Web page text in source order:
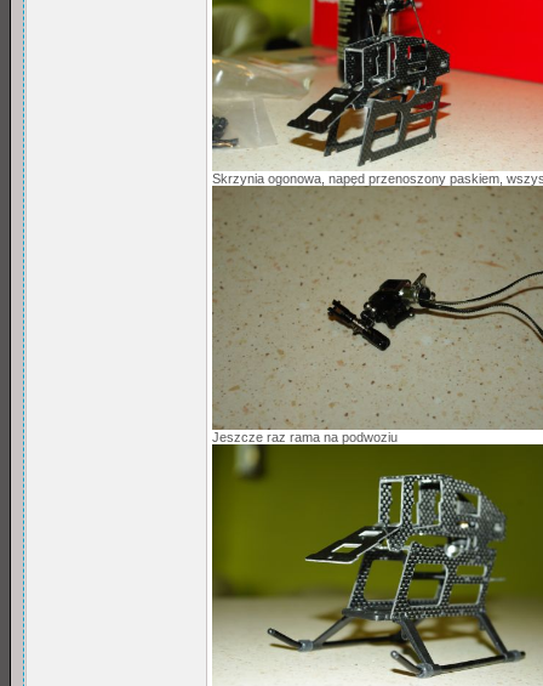
Skrzynia ogonowa, napęd przenoszony paskiem,
Jeszcze raz rama na podwoziu